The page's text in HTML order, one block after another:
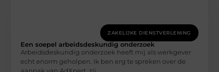
ZAKELIJKE DIENSTVERLENING
Een soepel arbeidsdeskundig onderzoek
Arbeidsdeskundig onderzoek heeft mij als werkgever
echt enorm geholpen. Ik ben erg te spreken over de
aanpak van AdXpert, zij